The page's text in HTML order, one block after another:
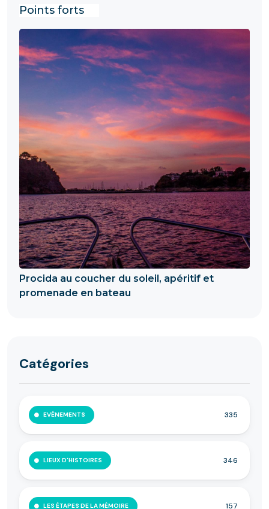
Points forts
Procida au coucher du soleil, apéritif et
promenade en bateau
Catégories
EVÉNEMENTS 335
LIEUX D'HISTOIRES 346
LES ÉTAPES DE LA MÉMOIRE 157